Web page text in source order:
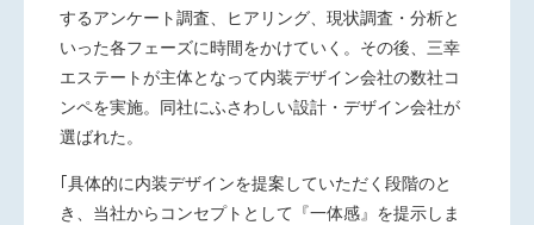
するアンケート調査、ヒアリング、現状調査・分析と
いった各フェーズに時間をかけていく。その後、三幸
エステートが主体となって内装デザイン会社の数社コ
ンペを実施。同社にふさわしい設計・デザイン会社が
選ばれた。
｢具体的に内装デザインを提案していただく段階のと
き、当社からコンセプトとして『一体感』を提示しま